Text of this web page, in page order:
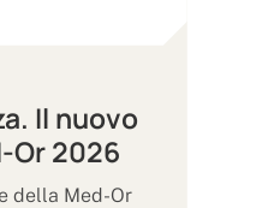
Il nuovo
Or 2026
della Med-Or